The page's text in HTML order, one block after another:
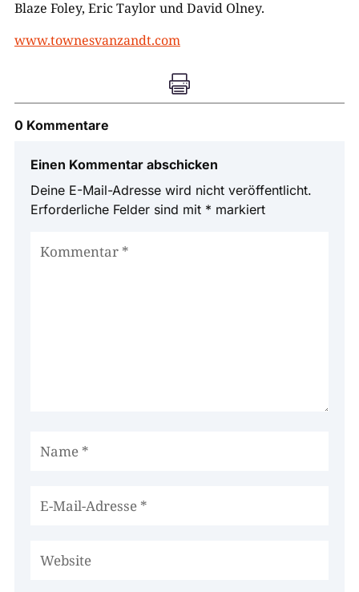
Blaze Foley, Eric Taylor und David Olney.
www.townesvanzandt.com

0 Kommentare
Einen Kommentar abschicken
Deine E-Mail-Adresse wird nicht veröffentlicht.
Erforderliche Felder sind mit * markiert